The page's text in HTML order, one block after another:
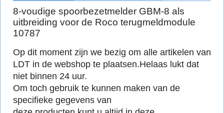
8-voudige spoorbezetmelder GBM-8 als
uitbreiding voor de Roco terugmeldmodule
10787
Op dit moment zijn we bezig om alle artikelen van
LDT in de webshop te plaatsen.Helaas lukt dat
niet binnen 24 uur.
Om toch gebruik te kunnen maken van de
specifieke gegevens van